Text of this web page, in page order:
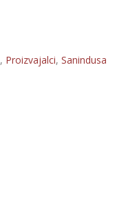
, Proizvajalci, Sanindusa